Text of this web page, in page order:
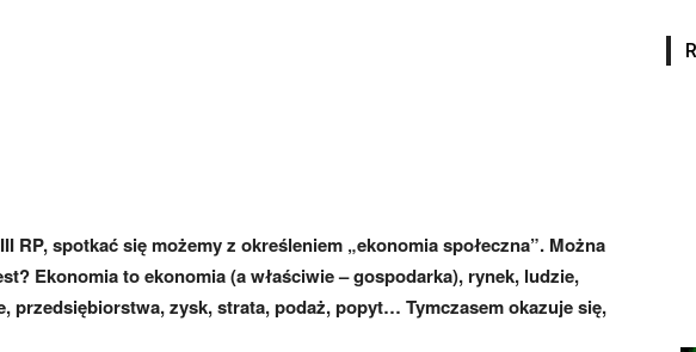
RP, spotkać się możemy z określeniem „ekonomia społeczna”. Można
Ekonomia to ekonomia (a właściwie – gospodarka), rynek, ludzie,
przedsiębiorstwa, zysk, strata, podaż, popyt… Tymczasem okazuje się,